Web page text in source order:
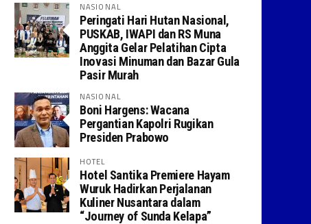
NASIONAL
Peringati Hari Hutan Nasional,
PUSKAB, IWAPI dan RS Muna
Anggita Gelar Pelatihan Cipta
Inovasi Minuman dan Bazar Gula
Pasir Murah
NASIONAL
Boni Hargens: Wacana
Pergantian Kapolri Rugikan
Presiden Prabowo
HOTEL
Hotel Santika Premiere Hayam
Wuruk Hadirkan Perjalanan
Kuliner Nusantara dalam
“Journey of Sunda Kelapa”